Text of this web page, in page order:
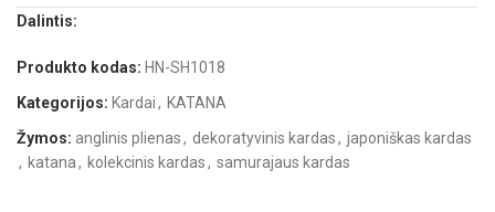
Dalintis:
Produkto kodas: HN-SH1018
Kategorijos: Kardai, KATANA
Žymos: anglinis plienas, dekoratyvinis kardas, japoniškas kardas
, katana, kolekcinis kardas, samurajaus kardas